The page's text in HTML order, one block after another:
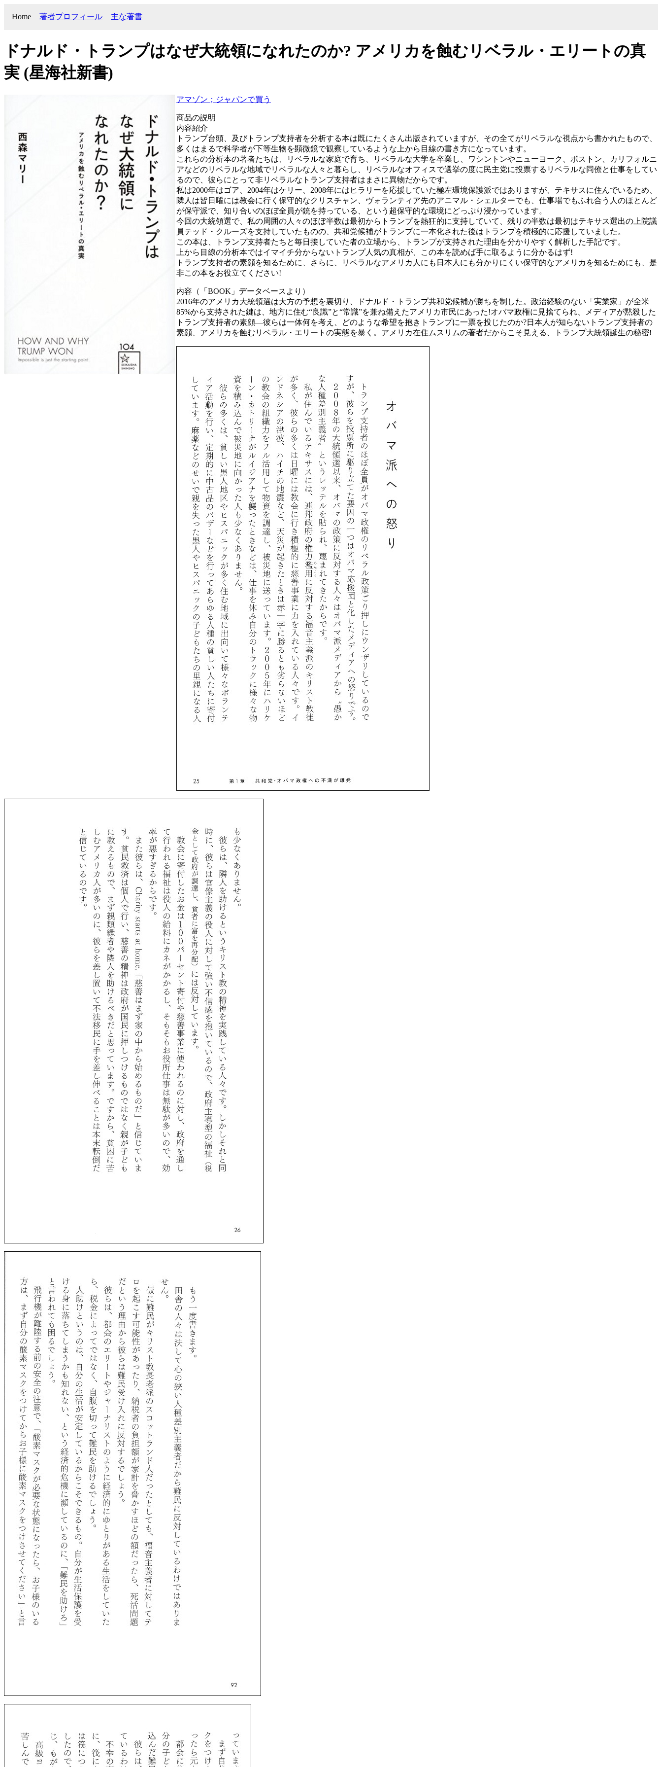
Home 著者プロフィール 主な著書
ドナルド・トランプはなぜ大統領になれたのか? アメリカを蝕むリベラル・エリートの真
実 (星海社新書)
アマゾン；ジャパンで買う
商品の説明
内容紹介
トランプ台頭、及びトランプ支持者を分析する本は既にたくさん出版されていますが、その全てがリベラルな視点から書かれたもので、
多くはまるで科学者が下等生物を顕微鏡で観察しているような上から目線の書き方になっています。
これらの分析本の著者たちは、リベラルな家庭で育ち、リベラルな大学を卒業し、ワシントンやニューヨーク、ボストン、カリフォルニ
アなどのリベラルな地域でリベラルな人々と暮らし、リベラルなオフィスで選挙の度に民主党に投票するリベラルな同僚と仕事をしてい
るので、彼らにとって非リベラルなトランプ支持者はまさに異物だからです。
私は2000年はゴア、2004年はケリー、2008年にはヒラリーを応援していた極左環境保護派ではありますが、テキサスに住んでいるため、
隣人は皆日曜には教会に行く保守的なクリスチャン、ヴォランティア先のアニマル・シェルターでも、仕事場でもふれ合う人のほとんど
が保守派で、知り合いのほぼ全員が銃を持っている、という超保守的な環境にどっぷり浸かっています。
今回の大統領選で、私の周囲の人々のほぼ半数は最初からトランプを熱狂的に支持していて、残りの半数は最初はテキサス選出の上院議
員テッド・クルーズを支持していたものの、共和党候補がトランプに一本化された後はトランプを積極的に応援していました。
この本は、トランプ支持者たちと毎日接していた者の立場から、トランプが支持された理由を分かりやすく解析した手記です。
上から目線の分析本ではイマイチ分からないトランプ人気の真相が、この本を読めば手に取るように分かるはず!
トランプ支持者の素顔を知るために、さらに、リベラルなアメリカ人にも日本人にも分かりにくい保守的なアメリカを知るためにも、是
非この本をお役立てください!
内容（「BOOK」データベースより）
2016年のアメリカ大統領選は大方の予想を裏切り、ドナルド・トランプ共和党候補が勝ちを制した。政治経験のない「実業家」が全米
85%から支持された鍵は、地方に住む“良識”と“常識”を兼ね備えたアメリカ市民にあった!オバマ政権に見捨てられ、メディアが黙殺した
トランプ支持者の素顔―彼らは一体何を考え、どのような希望を抱きトランプに一票を投じたのか?日本人が知らないトランプ支持者の
素顔、アメリカを蝕むリベラル・エリートの実態を暴く。アメリカ在住ムスリムの著者だからこそ見える、トランプ大統領誕生の秘密!